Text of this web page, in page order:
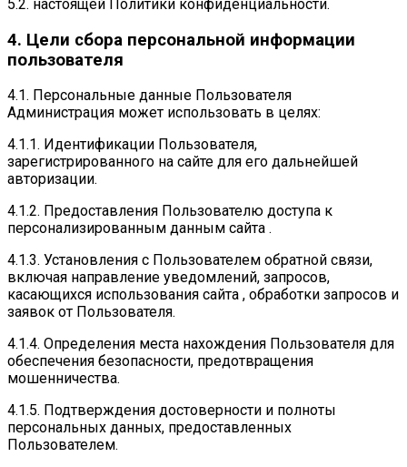
5.2. настоящей Политики конфиденциальности.
4. Цели сбора персональной информации
пользователя
4.1. Персональные данные Пользователя
Администрация может использовать в целях:
4.1.1. Идентификации Пользователя,
зарегистрированного на сайте для его дальнейшей
авторизации.
4.1.2. Предоставления Пользователю доступа к
персонализированным данным сайта .
4.1.3. Установления с Пользователем обратной связи,
включая направление уведомлений, запросов,
касающихся использования сайта , обработки запросов и
заявок от Пользователя.
4.1.4. Определения места нахождения Пользователя для
обеспечения безопасности, предотвращения
мошенничества.
4.1.5. Подтверждения достоверности и полноты
персональных данных, предоставленных
Пользователем.